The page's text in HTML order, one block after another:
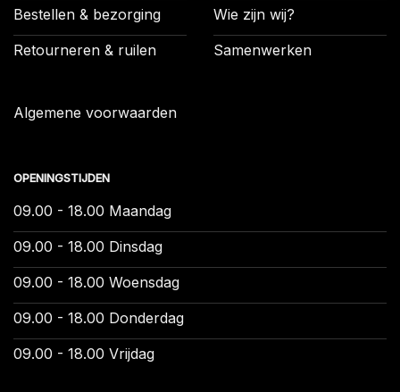
Bestellen & bezorging
Retourneren & ruilen
Algemene voorwaarden
Wie zijn wij?
Samenwerken
OPENINGSTIJDEN
09.00 - 18.00 Maandag
09.00 - 18.00 Dinsdag
09.00 - 18.00 Woensdag
09.00 - 18.00 Donderdag
09.00 - 18.00 Vrijdag